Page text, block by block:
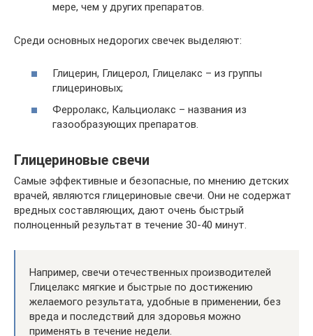
мере, чем у других препаратов.
Среди основных недорогих свечек выделяют:
Глицерин, Глицерол, Глицелакс – из группы
глицериновых;
Ферролакс, Кальциолакс – названия из
газообразующих препаратов.
Глицериновые свечи
Самые эффективные и безопасные, по мнению детских
врачей, являются глицериновые свечи. Они не содержат
вредных составляющих, дают очень быстрый
полноценный результат в течение 30-40 минут.
Например, свечи отечественных производителей
Глицелакс мягкие и быстрые по достижению
желаемого результата, удобные в применении, без
вреда и последствий для здоровья можно
применять в течение недели.